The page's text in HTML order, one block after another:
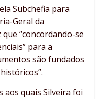
Subchefia para
Geral da
“concordando-se
para a
são fundados
aos quais Silveira foi